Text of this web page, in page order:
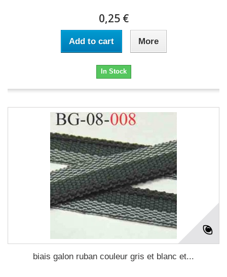
0,25 €
Add to cart More
In Stock
biais galon ruban couleur gris et blanc et...